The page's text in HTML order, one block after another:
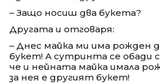
– Защо носиш два букета?
Другата и отговаря:
– Днес майка ми има рожден
букет! А сутринта се обади
че и нейната майка имала
за нея е другият букет!